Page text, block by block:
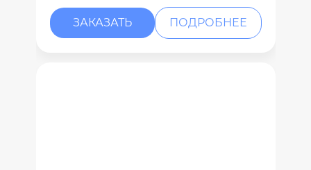
ЗАКАЗАТЬ ПОДРОБНЕЕ